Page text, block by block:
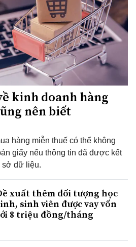
kinh doanh hàng
nên biết
hàng miễn thuế có thể không
giấy nếu thông tin đã được kết
sở dữ liệu.
xuất thêm đối tượng học
sinh viên được vay vốn
8 triệu đồng/tháng